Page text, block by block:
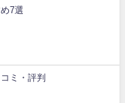
7選
ミ・評判